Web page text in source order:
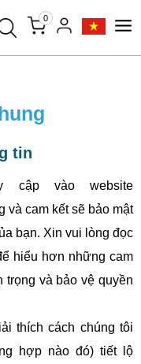
0
tin
cập vào website
và cam kết sẽ bảo mật
bạn. Xin vui lòng đọc
hiểu hơn những cam
trọng và bảo vệ quyền
thích cách chúng tôi
hợp nào đó) tiết lộ